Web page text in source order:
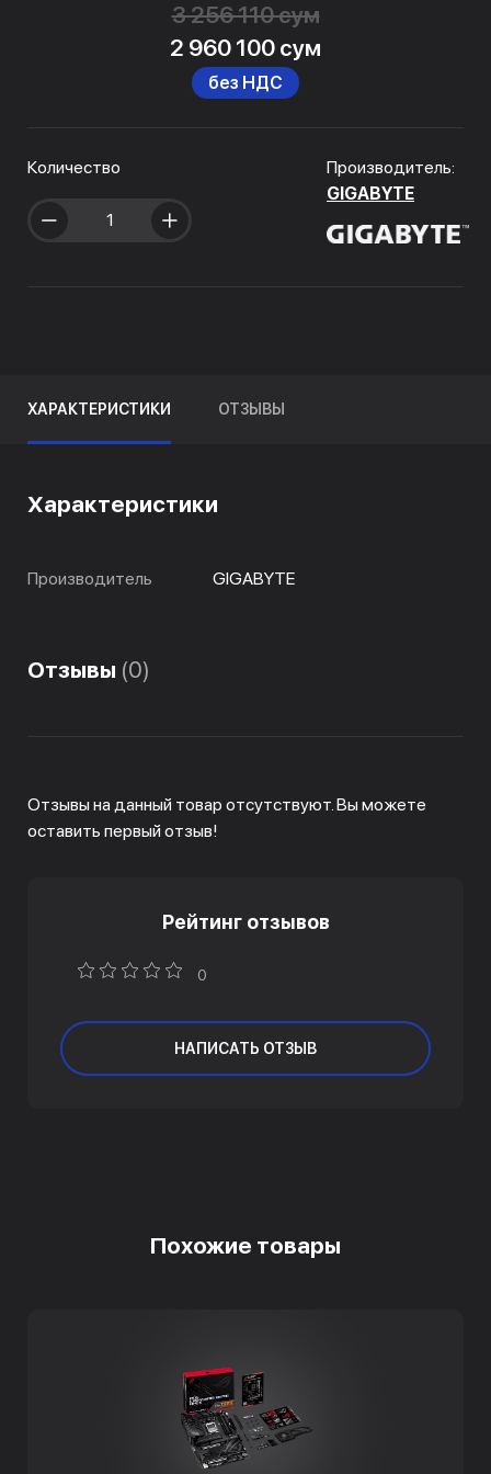
3 256 110 сум
2 960 100 сум
без НДС
Количество
Производитель:
GIGABYTE
ХАРАКТЕРИСТИКИ ОТЗЫВЫ
Характеристики
Производитель GIGABYTE
Отзывы (0)
Отзывы на данный товар отсутствуют. Вы можете
оставить первый отзыв!
Рейтинг отзывов
0
НАПИСАТЬ ОТЗЫВ
Похожие товары